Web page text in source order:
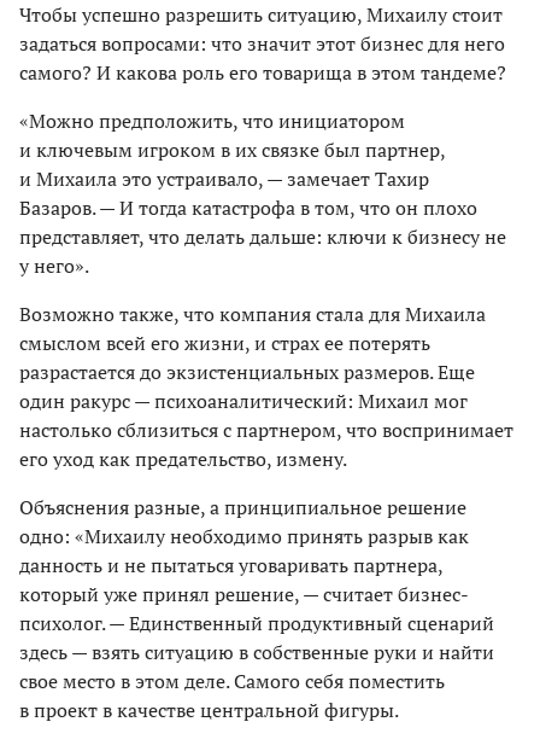
Чтобы успешно разрешить ситуацию, Михаилу стоит
задаться вопросами: что значит этот бизнес для него
самого? И какова роль его товарища в этом тандеме?
«Можно предположить, что инициатором
и ключевым игроком в их связке был партнер,
и Михаила это устраивало, — замечает Тахир
Базаров. — И тогда катастрофа в том, что он плохо
представляет, что делать дальше: ключи к бизнесу не
у него».
Возможно также, что компания стала для Михаила
смыслом всей его жизни, и страх ее потерять
разрастается до экзистенциальных размеров. Еще
один ракурс — психоаналитический: Михаил мог
настолько сблизиться с партнером, что воспринимает
его уход как предательство, измену.
Объяснения разные, а принципиальное решение
одно: «Михаилу необходимо принять разрыв как
данность и не пытаться уговаривать партнера,
который уже принял решение, — считает бизнес-
психолог. — Единственный продуктивный сценарий
здесь — взять ситуацию в собственные руки и найти
свое место в этом деле. Самого себя поместить
в проект в качестве центральной фигуры.